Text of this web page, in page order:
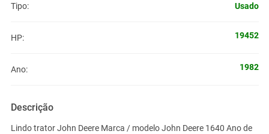
Tipo: Usado
HP: 19452
Ano: 1982
Descrição
Lindo trator John Deere Marca / modelo John Deere 1640 Ano de